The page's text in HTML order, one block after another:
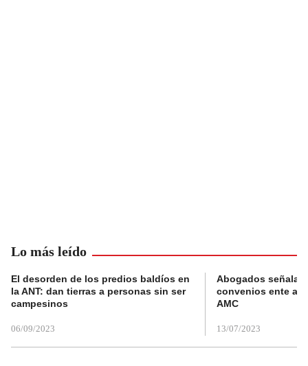
Lo más leído
El desorden de los predios baldíos en
la ANT: dan tierras a personas sin ser
campesinos
06/09/2023
Abogados
convenios ente
AMC
13/07/2023